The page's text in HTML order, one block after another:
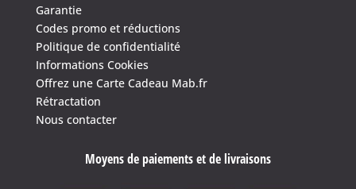
Garantie
Codes promo et réductions
Politique de confidentialité
Informations Cookies
Offrez une Carte Cadeau Mab.fr
Rétractation
Nous contacter
Moyens de paiements et de livraisons